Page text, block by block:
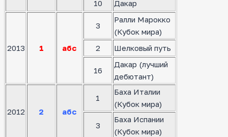
10
Дакар
2013 1 абс
3
Ралли Марокко
(Кубок мира)
2
Шелковый путь
16
Дакар (лучший
дебютант)
2012 2 абс
1
Баха Италии
(Кубок мира)
3
Баха Испании
(Кубок мира)